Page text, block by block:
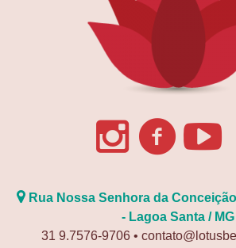
Rua Nossa Senhora da
- Lagoa Santa / MG
31 9.7576-9706 •